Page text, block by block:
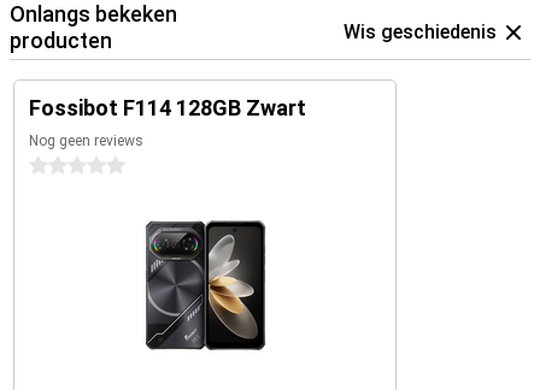
Onlangs bekeken
producten
Wis geschiedenis
Fossibot F114 128GB Zwart
Nog geen reviews
0 sterren